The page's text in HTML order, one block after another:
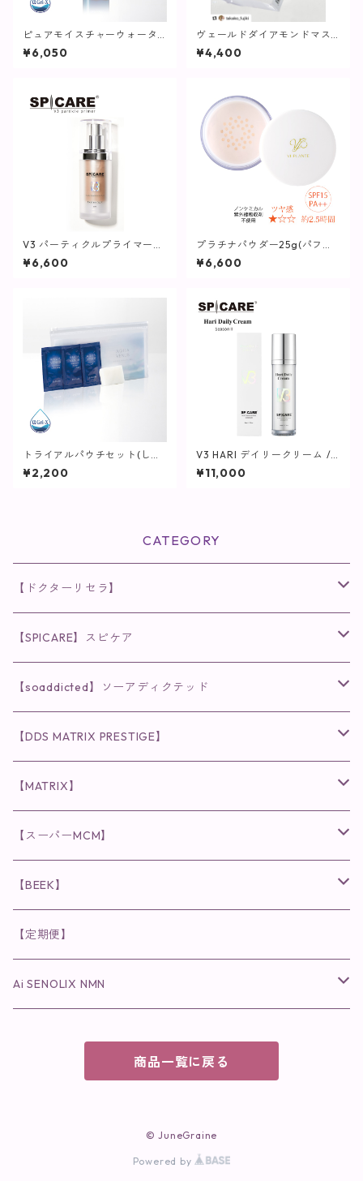
ピュアモイスチャーウォータ
ー / 150mL【化粧水/さっぱり
タイプ】
¥6,050
ヴェールドダイアモンドマス
ク【SPICARE】
¥4,400
V3 パーティクルプライマー
(ミディアムライト) / 30ml
【SPICARE】
¥6,600
プラチナパウダー25g(パフ付
き)【ヴィプランツ】
¥6,600
トライアルパウチセット(しっ
とりタイプ)【化粧水】
¥2,200
V3 HARI デイリークリーム / 5
0ml【SPICARE】
¥11,000
CATEGORY
【ドクターリセラ】
◉AQUA VENUS
クレンジング・洗顔
化粧水
パック・マスク
保湿ジェル・クリーム
ラディール
◉VI PLANTE
リキッド
ディフェンサー
リップカラー
メイク小物
◉ナチュリスティーアクレス
クレンジング
洗顔
◉インナーケア
食品
粒タイプ
◉cocochia
ヘナカラー
ヘアファンデーション
cocochiaお祝いギフトセット(包装あり)
◉美顔器
◉スペシャルケア
◉肌悩み
エイジングトラブル
【SPICARE】スピケア
◉V3シリーズ
ファンデーション・ベース
クレンジング・洗顔
保湿ジェル・クリーム
リップ
◉V3 VSPIC C Line
クレンジング・洗顔
化粧水
マスク・パック
◉スピケアシリーズ
◉V.O.Sシリーズ
クレンジング・洗顔
化粧水
◉メンズシリーズ
クレンジング・洗顔
◉MESシリーズ
【soaddicted】ソーアディクテッド
ラッシュアディクト
まつ毛用美容液
眉毛用美容液
アイライナー
リップアディクト
唇用美容液
ヘアアディクト
【DDS MATRIX PRESTIGE】
スキンケアシリーズ
美容液
【MATRIX】
スキンケアシリーズ
美容液
洗顔
【スーパーMCM】
インナーケア
【BEEK】
インナーケア
【定期便】
Ai SENOLIX NMN
商品一覧に戻る
© JuneGraine
Powered by